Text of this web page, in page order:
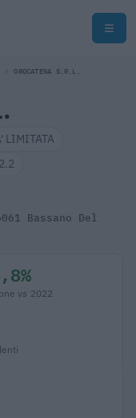
OROCATENA S.R.L.
LIMITATA
Bassano Del
vs 2022